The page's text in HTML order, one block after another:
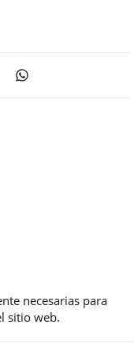
necesarias para
sitio web.